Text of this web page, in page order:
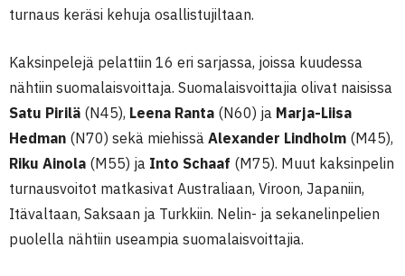
turnaus keräsi kehuja osallistujiltaan.
Kaksinpelejä pelattiin 16 eri sarjassa, joissa kuudessa
nähtiin suomalaisvoittaja. Suomalaisvoittajia olivat naisissa
Satu Pirilä (N45), Leena Ranta (N60) ja Marja-Liisa
Hedman (N70) sekä miehissä Alexander Lindholm (M45),
Riku Ainola (M55) ja Into Schaaf (M75). Muut kaksinpelin
turnausvoitot matkasivat Australiaan, Viroon, Japaniin,
Itävaltaan, Saksaan ja Turkkiin. Nelin- ja sekanelinpelien
puolella nähtiin useampia suomalaisvoittajia.